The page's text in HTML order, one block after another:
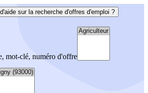
sur la recherche d'offres d'emploi ?
mot-clé, numéro d'offre